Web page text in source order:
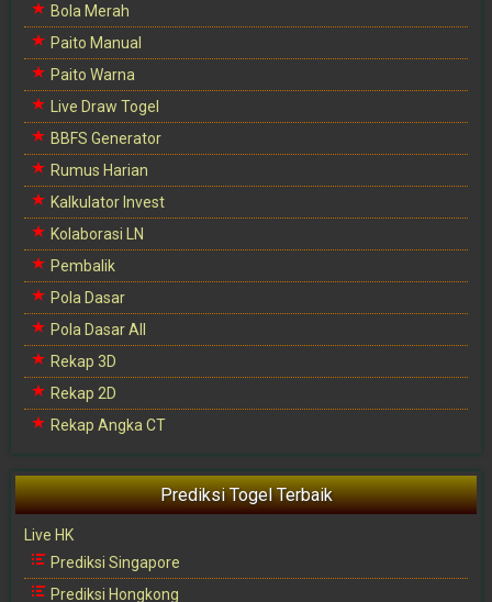
Bola Merah
Paito Manual
Paito Warna
Live Draw Togel
BBFS Generator
Rumus Harian
Kalkulator Invest
Kolaborasi LN
Pembalik
Pola Dasar
Pola Dasar All
Rekap 3D
Rekap 2D
Rekap Angka CT
Prediksi Togel Terbaik
Live HK
Prediksi Singapore
Prediksi Hongkong